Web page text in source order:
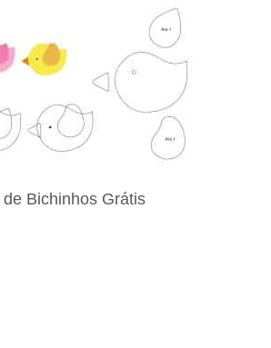
Bichinhos Grátis